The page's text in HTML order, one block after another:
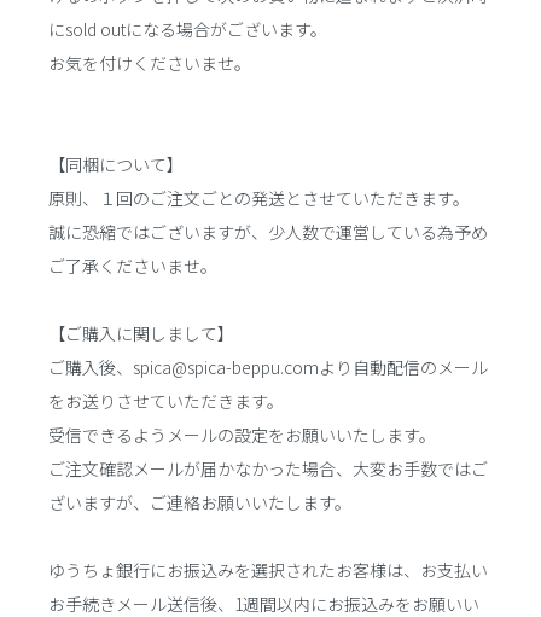
にsold outになる場合がございます。
お気を付けくださいませ。
【同梱について】
原則、１回のご注文ごとの発送とさせていただきます。
誠に恐縮ではございますが、少人数で運営している為予め
ご了承くださいませ。
【ご購入に関しまして】
ご購入後、spica@spica-beppu.comより自動配信のメール
をお送りさせていただきます。
受信できるようメールの設定をお願いいたします。
ご注文確認メールが届かなかった場合、大変お手数ではご
ざいますが、ご連絡お願いいたします。
ゆうちょ銀行にお振込みを選択されたお客様は、お支払い
お手続きメール送信後、1週間以内にお振込みをお願いい